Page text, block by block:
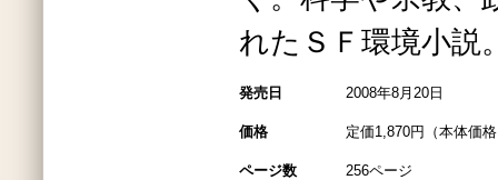
れたＳＦ環境小説
発売日 2008年8月20日
価格 定価1,870円（本体価
ページ数 256ページ